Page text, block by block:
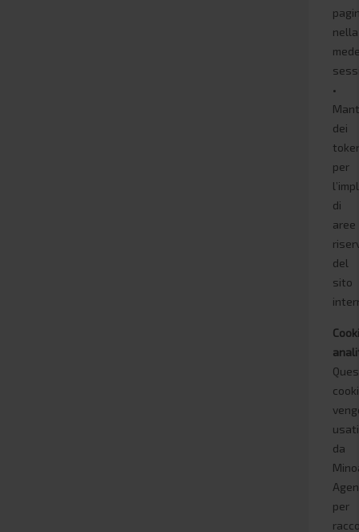
nella
•
dei
per
di
aree
del
sito
usati
da
per